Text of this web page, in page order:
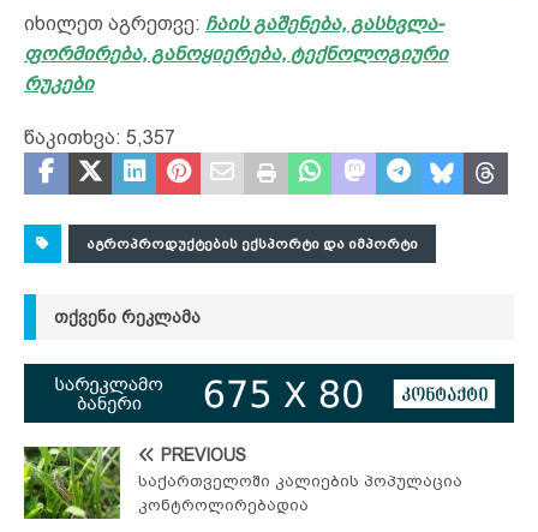
იხილეთ აგრეთვე: ჩაის გაშენება, გასხვლა-
ფორმირება, განოყიერება, ტექნოლოგიური
რუკები
წაკითხვა: 5,357
ᲐᲒᲠᲝᲞᲠᲝᲓᲣᲥᲢᲔᲑᲘᲡ ᲔᲥᲡᲞᲝᲠᲢᲘ ᲓᲐ ᲘᲛᲞᲝᲠᲢᲘ
ᲗᲥᲕᲔᲜᲘ ᲠᲔᲙᲚᲐᲛᲐ
PREVIOUS
საქართველოში კალიების პოპულაცია
კონტროლირებადია